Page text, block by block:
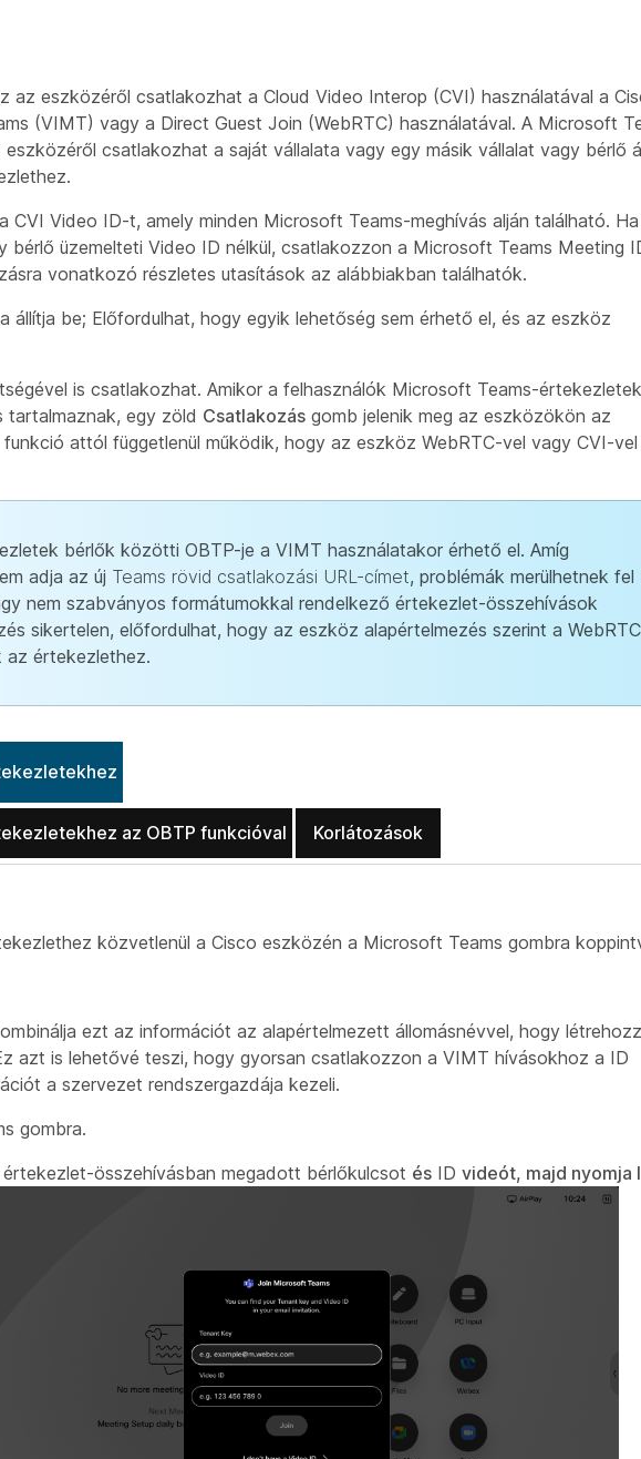
az eszközéről csatlakozhat a Cloud Video Interop (CVI) használatával a
(VIMT) vagy a Direct Guest Join (WebRTC) használatával. A Microsoft
csatlakozhat a saját vállalata vagy egy másik vállalat vagy bérlő
CVI Video ID-t, amely minden Microsoft Teams-meghívás alján található.
bérlő üzemelteti Video ID nélkül, csatlakozzon a Microsoft Teams Meeting
vonatkozó részletes utasítások az alábbiakban találhatók.
állítja be; Előfordulhat, hogy egyik lehetőség sem érhető el, és az eszköz
is csatlakozhat. Amikor a felhasználók Microsoft Teams-
tartalmaznak, egy zöld Csatlakozás gomb jelenik meg az eszközökön az
attól függetlenül működik, hogy az eszköz WebRTC-vel vagy CVI-vel
bérlők közötti OBTP-je a VIMT használatakor érhető el. Amíg
adja az új Teams rövid csatlakozási URL-címet, problémák merülhetnek fel
nem szabványos formátumokkal rendelkező értekezlet-összehívások
sikertelen, előfordulhat, hogy az eszköz alapértelmezés szerint a WebRTC
az értekezlethez.
az OBTP funkcióval Korlátozások
közvetlenül a Cisco eszközén a Microsoft Teams gombra
ezt az információt az alapértelmezett állomásnévvel, hogy
azt is lehetővé teszi, hogy gyorsan csatlakozzon a VIMT hívásokhoz a ID
a szervezet rendszergazdája kezeli.
gombra.
összehívásban megadott bérlőkulcsot és ID videót, majd nyomja